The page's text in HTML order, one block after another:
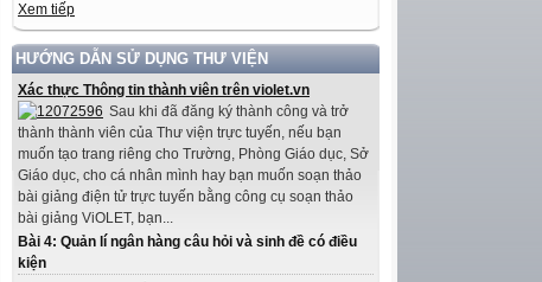
Xem tiếp
HƯỚNG DẪN SỬ DỤNG THƯ VIỆN
Xác thực Thông tin thành viên trên violet.vn
Sau khi đã đăng ký thành công và trở
thành thành viên của Thư viện trực tuyến, nếu bạn
muốn tạo trang riêng cho Trường, Phòng Giáo dục, Sở
Giáo dục, cho cá nhân mình hay bạn muốn soạn thảo
bài giảng điện tử trực tuyến bằng công cụ soạn thảo
bài giảng ViOLET, bạn...
Bài 4: Quản lí ngân hàng câu hỏi và sinh đề có điều
kiện